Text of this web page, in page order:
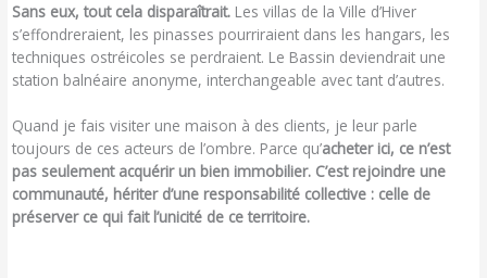
Sans eux, tout cela disparaîtrait. Les villas de la Ville d’Hiver
s’effondreraient, les pinasses pourriraient dans les hangars, les
techniques ostréicoles se perdraient. Le Bassin deviendrait une
station balnéaire anonyme, interchangeable avec tant d’autres.
Quand je fais visiter une maison à des clients, je leur parle
toujours de ces acteurs de l’ombre. Parce qu’acheter ici, ce n’est
pas seulement acquérir un bien immobilier. C’est rejoindre une
communauté, hériter d’une responsabilité collective : celle de
préserver ce qui fait l’unicité de ce territoire.